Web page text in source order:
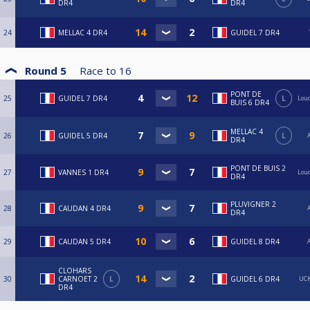
DR4
DR4
24 MELLAC 4 DR4 GUIDEL 7 DR4
Round 5 Race to 16
25 GUIDEL 7 DR4
PONT DE
BUIS 6 DR4
L
26 GUIDEL 5 DR4
MELLAC 4
DR4
L
27 VANNES 1 DR4
PONT DE BUIS 2
DR4
28 CAUDAN 4 DR4
PLUVIGNER 2
DR4
29 CAUDAN 5 DR4 GUIDEL 8 DR4
30
CLOHARS
CARNOET 2
DR4
L GUIDEL 6 DR4